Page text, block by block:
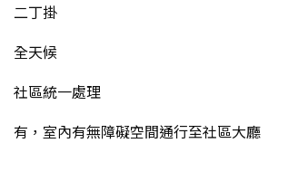
二丁掛
全天候
社區統一處理
有，室內有無障礙空間通行至社區大廳